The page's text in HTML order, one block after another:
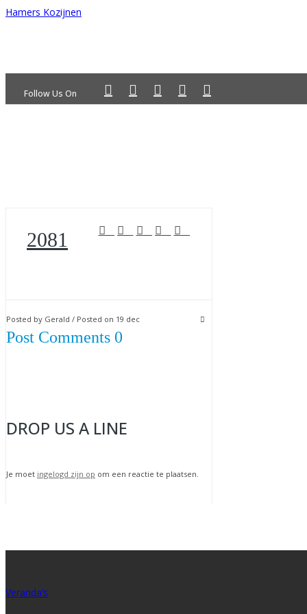
Hamers Kozijnen
Follow Us On
2081
Posted by Gerald / Posted on 19 dec
Post Comments 0
DROP US A LINE
Je moet ingelogd zijn op om een reactie te plaatsen.
Veranda’s